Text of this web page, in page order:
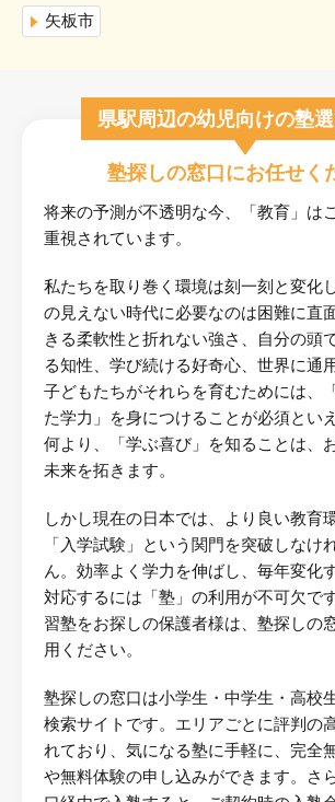
矢板市
県駅周辺の幼児向けの塾
塾探しの窓口にお任せく
将来の予測が不透明な今、「教育」は
重視されています。
私たちを取り巻く環境は刻一刻と変化
の見えない時代に必要なのは困難に直
きる柔軟性と折れない強さ、自分の頭
る知性、学び続ける好奇心、世界に通
子どもたちがそれらを育むためには、
た学力」を身につけることが必須とい
何より、「学ぶ喜び」を知ることは、
未来を拓きます。
しかし現在の日本では、より良い教育
「入学試験」という関門を突破しなけ
ん。効率よく学力を伸ばし、毎年変化
対応するには「塾」の利用が不可欠で
習塾をお探しの保護者様は、塾探しの
用ください。
塾探しの窓口は小学生・中学生・高校
検索サイトです。エリアごとに評判の
れており、気になる塾に手軽に、完全
や無料体験の申し込みができます。さ